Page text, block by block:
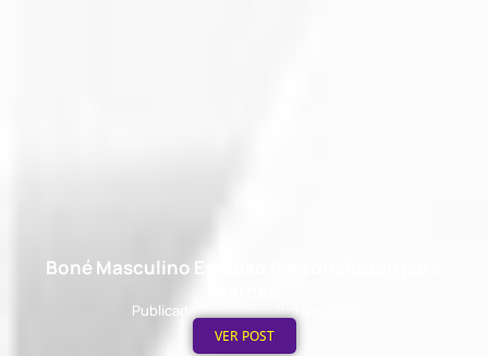
Boné Masculino Estiloso Personalizado para
Publicado em: 31 de julho de 2026
VER POST